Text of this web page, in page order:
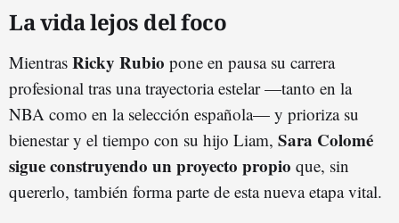
La vida lejos del foco
Mientras Ricky Rubio pone en pausa su carrera
profesional tras una trayectoria estelar —tanto en la
NBA como en la selección española— y prioriza su
bienestar y el tiempo con su hijo Liam, Sara Colomé
sigue construyendo un proyecto propio que, sin
quererlo, también forma parte de esta nueva etapa vital.